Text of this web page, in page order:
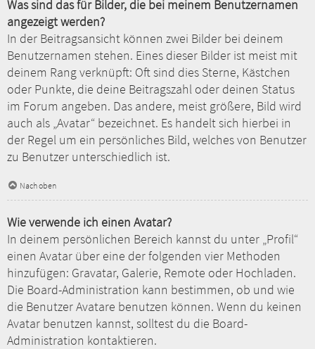
Was sind das für Bilder, die bei meinem Benutzernamen
angezeigt werden?
In der Beitragsansicht können zwei Bilder bei deinem
Benutzernamen stehen. Eines dieser Bilder ist meist mit
deinem Rang verknüpft: Oft sind dies Sterne, Kästchen
oder Punkte, die deine Beitragszahl oder deinen Status
im Forum angeben. Das andere, meist größere, Bild wird
auch als „Avatar“ bezeichnet. Es handelt sich hierbei in
der Regel um ein persönliches Bild, welches von Benutzer
zu Benutzer unterschiedlich ist.
Nach oben
Wie verwende ich einen Avatar?
In deinem persönlichen Bereich kannst du unter „Profil“
einen Avatar über eine der folgenden vier Methoden
hinzufügen: Gravatar, Galerie, Remote oder Hochladen.
Die Board-Administration kann bestimmen, ob und wie
die Benutzer Avatare benutzen können. Wenn du keinen
Avatar benutzen kannst, solltest du die Board-
Administration kontaktieren.